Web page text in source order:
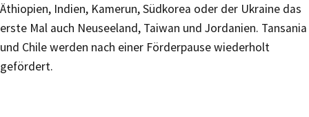
Äthiopien, Indien, Kamerun, Südkorea oder der Ukraine das
erste Mal auch Neuseeland, Taiwan und Jordanien. Tansania
und Chile werden nach einer Förderpause wiederholt
gefördert.